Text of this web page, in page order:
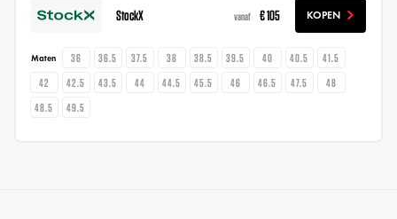
StockX vanaf € 105 KOPEN
Maten 36 36.5 37.5 38 38.5 39.5 40 40.5
41.5
42
42.5 43.5 44 44.5 45.5 46 46.5 47.5
48
48.5
49.5